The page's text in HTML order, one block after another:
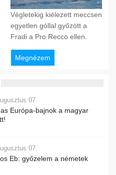
Végletekig kiélezett meccsen
egyetlen góllal győzött a
Fradi a Pro Recco ellen.
Megnézem
07.
Európa-bajnok a magyar
07.
Eb: győzelem a németek